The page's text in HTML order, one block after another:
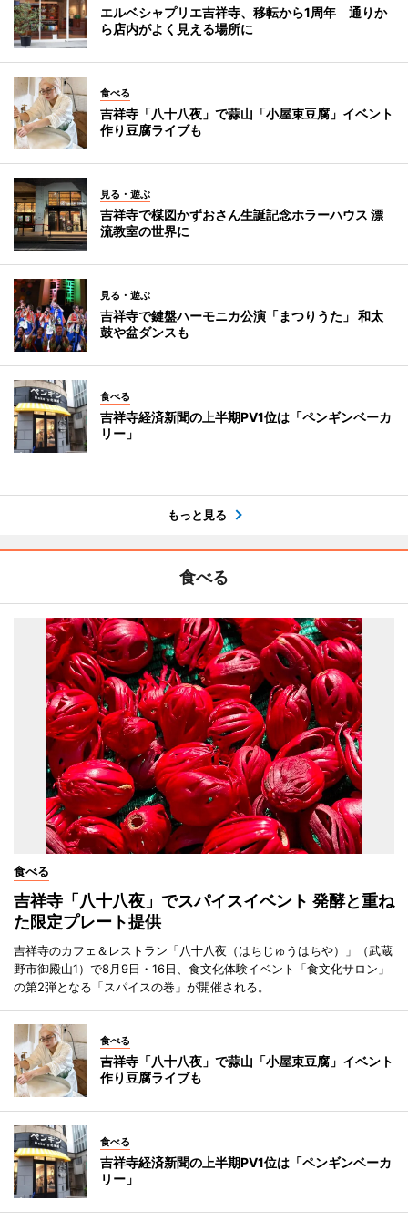
エルベシャプリエ吉祥寺、移転から1周年 通りか
ら店内がよく見える場所に
食べる
吉祥寺「八十八夜」で蒜山「小屋束豆腐」イベント
作り豆腐ライブも
見る・遊ぶ
吉祥寺で楳図かずおさん生誕記念ホラーハウス 漂
流教室の世界に
見る・遊ぶ
吉祥寺で鍵盤ハーモニカ公演「まつりうた」 和太
鼓や盆ダンスも
食べる
吉祥寺経済新聞の上半期PV1位は「ペンギンベーカ
リー」
もっと見る
食べる
食べる
吉祥寺「八十八夜」でスパイスイベント 発酵と重ね
た限定プレート提供
吉祥寺のカフェ＆レストラン「八十八夜（はちじゅうはちや）」（武蔵
野市御殿山1）で8月9日・16日、食文化体験イベント「食文化サロン」
の第2弾となる「スパイスの巻」が開催される。
食べる
吉祥寺「八十八夜」で蒜山「小屋束豆腐」イベント
作り豆腐ライブも
食べる
吉祥寺経済新聞の上半期PV1位は「ペンギンベーカ
リー」